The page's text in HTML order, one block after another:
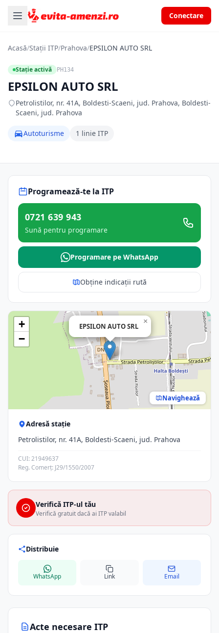
Conectare
Acasă/Stații ITP/Prahova/EPSILON AUTO SRL
Stație activă PH134
EPSILON AUTO SRL
Petrolistilor, nr. 41A, Boldesti-Scaeni, jud. Prahova, Boldesti-
Scaeni, jud. Prahova
Autoturisme 1 linie ITP
Acte necesare ITP
Programează-te la ITP
0721 639 943
Sună pentru programare
Programare pe WhatsApp
Obține indicații rută
EPSILON AUTO SRL
×
+
−
Navighează
Adresă stație
Petrolistilor, nr. 41A, Boldesti-Scaeni, jud. Prahova
CUI: 21949637
Reg. Comerț: J29/1550/2007
Verifică ITP-ul tău
Verifică gratuit dacă ai ITP valabil
Distribuie
WhatsApp Link Email